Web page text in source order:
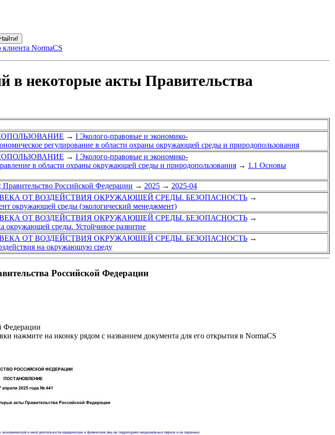
клиента NormaCS
в некоторые акты Правительства
→ I Эколого-правовые и экономико-
регулирование в области охраны окружающей среды и природопользования
→ I Эколого-правовые и экономико-
в области охраны окружающей среды и природопользования → 1.1 Основы
Российской Федерации → 2025 → 2025-04
ОТ ВОЗДЕЙСТВИЯ ОКРУЖАЮЩЕЙ СРЕДЫ. БЕЗОПАСНОСТЬ →
окружающей среды (экологический менеджмент)
ОТ ВОЗДЕЙСТВИЯ ОКРУЖАЮЩЕЙ СРЕДЫ. БЕЗОПАСНОСТЬ →
окружающей среды. Устойчивое развитие
ОТ ВОЗДЕЙСТВИЯ ОКРУЖАЮЩЕЙ СРЕДЫ. БЕЗОПАСНОСТЬ →
на окружающую среду
Российской Федерации
Федерации
нажмите на иконку рядом с названием документа для его открытия в NormaCS